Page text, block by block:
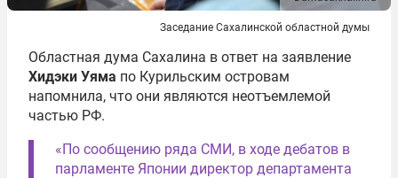
Заседание Сахалинской областной думы
Областная дума Сахалина в ответ на заявление
Хидэки Уяма по Курильским островам
напомнила, что они являются неотъемлемой
частью РФ.
«По сообщению ряда СМИ, в ходе дебатов в
парламенте Японии директор департамента